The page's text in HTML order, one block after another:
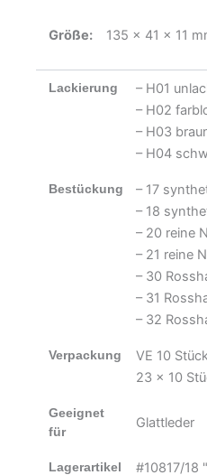
Größe: 135 x 41 x 11
Lackierung
– H01
– H02
– H03
– H04
Bestückung
– 17
– 18
– 20 reine
– 21 reine
– 30
– 31
– 32
Verpackung
VE 10
23 x 10
Geeignet
für
Glattleder
Lagerartikel
#10817/18